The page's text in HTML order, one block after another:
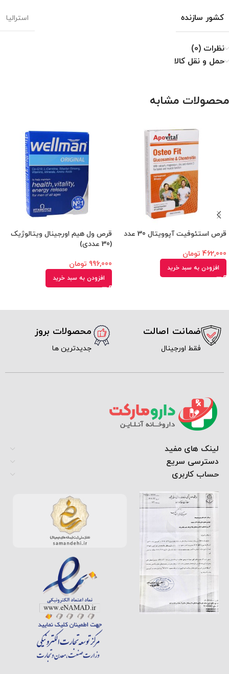
کشور سازنده استرالیا
نظرات (0)
حمل و نقل کالا
محصولات مشابه
قرص استئوفیت آپوویتال 30 عدد
462,000 تومان
افزودن به سبد خرید
قرص ول هیم اورجینال ویتالوژیک
(30 عددی)
996,000 تومان
افزودن به سبد خرید
ضمانت اصالت
فقط اورجینال
محصولات بروز
جدیدترین ها
لینک های مفید
دسترسی سریع
حساب کاربری